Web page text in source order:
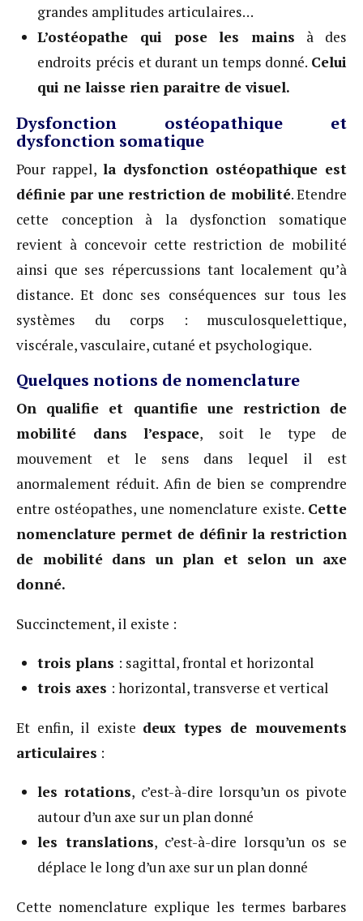
grandes amplitudes articulaires…
L’ostéopathe qui pose les mains à des
endroits précis et durant un temps donné. Celui
qui ne laisse rien paraitre de visuel.
Dysfonction ostéopathique et
dysfonction somatique
Pour rappel, la dysfonction ostéopathique est
définie par une restriction de mobilité. Etendre
cette conception à la dysfonction somatique
revient à concevoir cette restriction de mobilité
ainsi que ses répercussions tant localement qu’à
distance. Et donc ses conséquences sur tous les
systèmes du corps : musculosquelettique,
viscérale, vasculaire, cutané et psychologique.
Quelques notions de nomenclature
On qualifie et quantifie une restriction de
mobilité dans l’espace, soit le type de
mouvement et le sens dans lequel il est
anormalement réduit. Afin de bien se comprendre
entre ostéopathes, une nomenclature existe. Cette
nomenclature permet de définir la restriction
de mobilité dans un plan et selon un axe
donné.
Succinctement, il existe :
trois plans : sagittal, frontal et horizontal
trois axes : horizontal, transverse et vertical
Et enfin, il existe deux types de mouvements
articulaires :
les rotations, c’est-à-dire lorsqu’un os pivote
autour d’un axe sur un plan donné
les translations, c’est-à-dire lorsqu’un os se
déplace le long d’un axe sur un plan donné
Cette nomenclature explique les termes barbares